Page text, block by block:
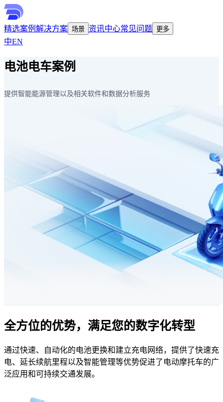
精选案例 解决方案 场景 资讯中心常见问题 更多
中EN
电池电车案例
提供智能能源管理以及相关软件和数据分析服务
全方位的优势，满足您的数字化转型
通过快速、自动化的电池更换和建立充电网络，提供了快速充
电、延长续航里程以及智能管理等优势促进了电动摩托车的广
泛应用和可持续交通发展。